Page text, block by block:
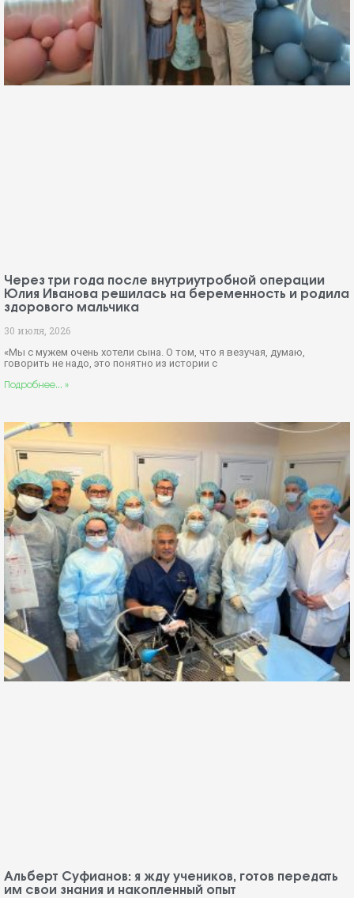
Через три года после внутриутробной операции
Юлия Иванова решилась на беременность и родила
здорового мальчика
30 июля, 2026
«Мы с мужем очень хотели сына. О том, что я везучая, думаю,
говорить не надо, это понятно из истории с
Подробнее... »
Альберт Суфианов: я жду учеников, готов передать
им свои знания и накопленный опыт